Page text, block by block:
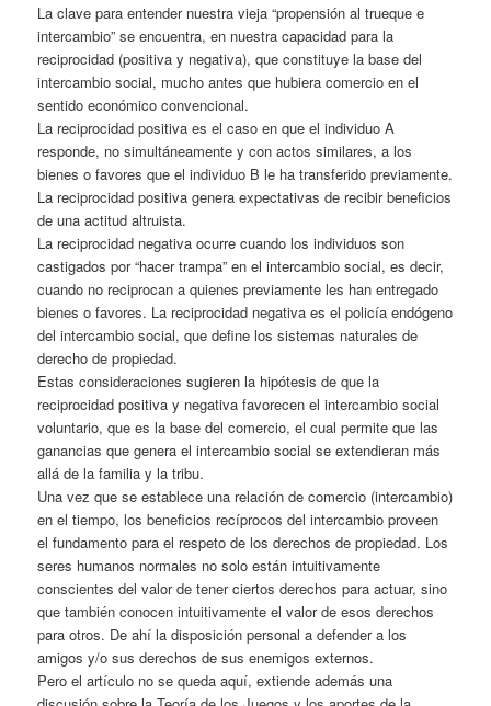
La clave para entender nuestra vieja “propensión al trueque e
intercambio” se encuentra, en nuestra capacidad para la
reciprocidad (positiva y negativa), que constituye la base del
intercambio social, mucho antes que hubiera comercio en el
sentido económico convencional.
La reciprocidad positiva es el caso en que el individuo A
responde, no simultáneamente y con actos similares, a los
bienes o favores que el individuo B le ha transferido previamente.
La reciprocidad positiva genera expectativas de recibir beneficios
de una actitud altruista.
La reciprocidad negativa ocurre cuando los individuos son
castigados por “hacer trampa” en el intercambio social, es decir,
cuando no reciprocan a quienes previamente les han entregado
bienes o favores. La reciprocidad negativa es el policía endógeno
del intercambio social, que define los sistemas naturales de
derecho de propiedad.
Estas consideraciones sugieren la hipótesis de que la
reciprocidad positiva y negativa favorecen el intercambio social
voluntario, que es la base del comercio, el cual permite que las
ganancias que genera el intercambio social se extendieran más
allá de la familia y la tribu.
Una vez que se establece una relación de comercio (intercambio)
en el tiempo, los beneficios recíprocos del intercambio proveen
el fundamento para el respeto de los derechos de propiedad. Los
seres humanos normales no solo están intuitivamente
conscientes del valor de tener ciertos derechos para actuar, sino
que también conocen intuitivamente el valor de esos derechos
para otros. De ahí la disposición personal a defender a los
amigos y/o sus derechos de sus enemigos externos.
Pero el artículo no se queda aquí, extiende además una